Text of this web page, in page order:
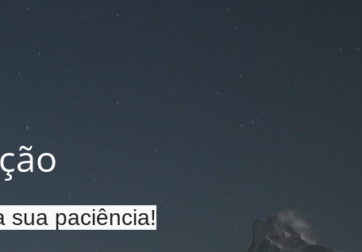
sua paciência!